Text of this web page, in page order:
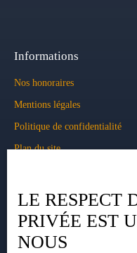
Informations
Nos honoraires
Mentions légales
Politique de confidentialité
Plan du site
Propulsé par
LE RESPECT
PRIVÉE EST
NOUS